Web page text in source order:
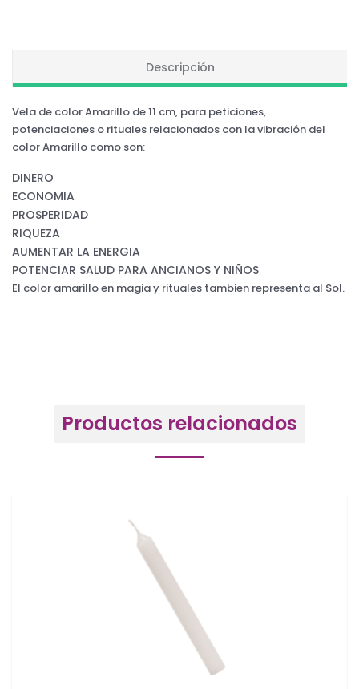
Descripción
Vela de color Amarillo de 11 cm, para peticiones,
potenciaciones o rituales relacionados con la vibración del
color Amarillo como son:
DINERO
ECONOMIA
PROSPERIDAD
RIQUEZA
AUMENTAR LA ENERGIA
POTENCIAR SALUD PARA ANCIANOS Y NIÑOS
El color amarillo en magia y rituales tambien representa al Sol.
Productos relacionados